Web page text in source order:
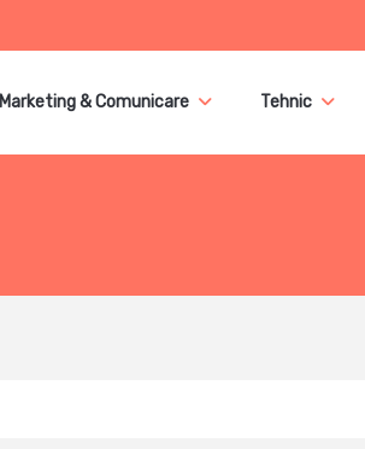
Marketing & Comunicare Tehnic